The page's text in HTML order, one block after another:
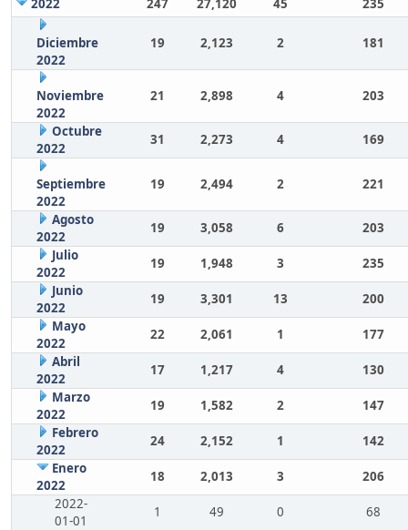
2022 247 27,120 45 235
Diciembre
2022
19 2,123 2 181
Noviembre
2022
21 2,898 4 203
Octubre
2022
31 2,273 4 169
Septiembre
2022
19 2,494 2 221
Agosto
2022
19 3,058 6
203
Julio
2022
19 1,948 3
235
Junio
2022
19 3,301 13
200
Mayo
2022
22 2,061 1
177
Abril
2022
17 1,217 4
130
Marzo
2022
19 1,582 2
147
Febrero
2022
24 2,152 1
142
Enero
2022
18 2,013 3
206
2022-
01-01
1 49 0
68